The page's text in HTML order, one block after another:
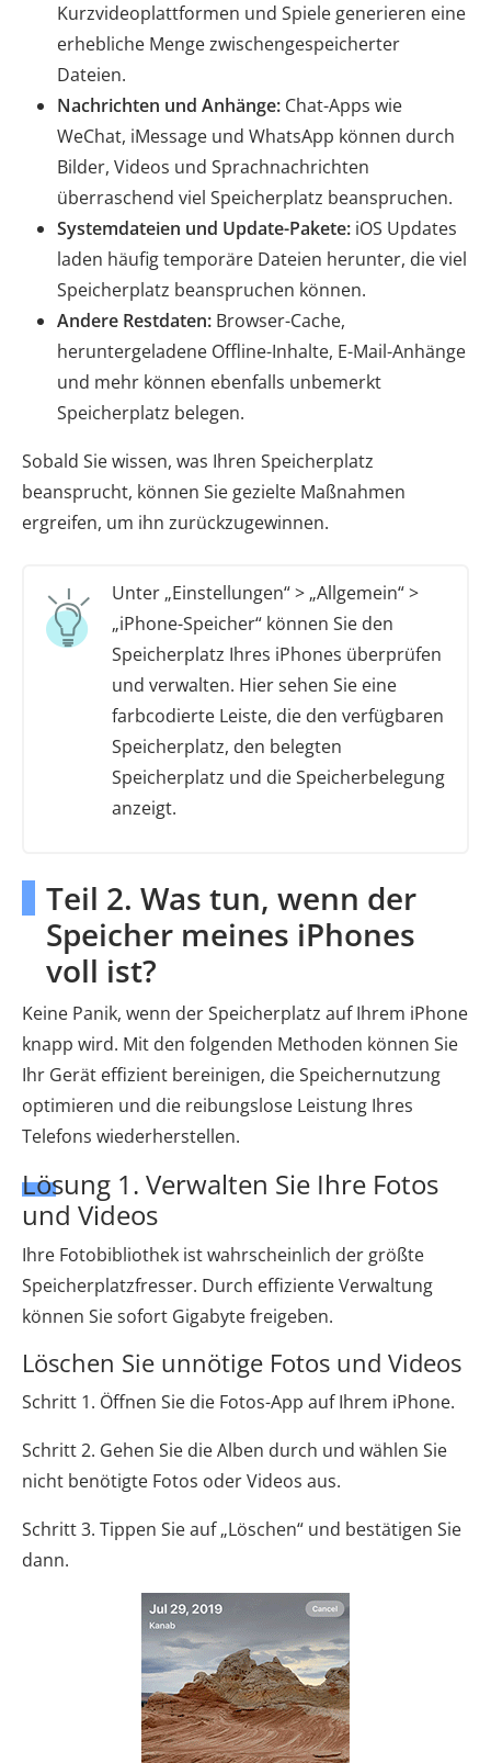
Kurzvideoplattformen und Spiele generieren eine
erhebliche Menge zwischengespeicherter
Dateien.
Nachrichten und Anhänge: Chat-Apps wie
WeChat, iMessage und WhatsApp können durch
Bilder, Videos und Sprachnachrichten
überraschend viel Speicherplatz beanspruchen.
Systemdateien und Update-Pakete: iOS Updates
laden häufig temporäre Dateien herunter, die viel
Speicherplatz beanspruchen können.
Andere Restdaten: Browser-Cache,
heruntergeladene Offline-Inhalte, E-Mail-Anhänge
und mehr können ebenfalls unbemerkt
Speicherplatz belegen.
Sobald Sie wissen, was Ihren Speicherplatz
beansprucht, können Sie gezielte Maßnahmen
ergreifen, um ihn zurückzugewinnen.
Unter „Einstellungen“ > „Allgemein“ >
„iPhone-Speicher“ können Sie den
Speicherplatz Ihres iPhones überprüfen
und verwalten. Hier sehen Sie eine
farbcodierte Leiste, die den verfügbaren
Speicherplatz, den belegten
Speicherplatz und die Speicherbelegung
anzeigt.
Teil 2. Was tun, wenn der
Speicher meines iPhones
voll ist?
Keine Panik, wenn der Speicherplatz auf Ihrem iPhone
knapp wird. Mit den folgenden Methoden können Sie
Ihr Gerät effizient bereinigen, die Speichernutzung
optimieren und die reibungslose Leistung Ihres
Telefons wiederherstellen.
Lösung 1. Verwalten Sie Ihre Fotos
und Videos
Ihre Fotobibliothek ist wahrscheinlich der größte
Speicherplatzfresser. Durch effiziente Verwaltung
können Sie sofort Gigabyte freigeben.
Löschen Sie unnötige Fotos und Videos
Schritt 1. Öffnen Sie die Fotos-App auf Ihrem iPhone.
Schritt 2. Gehen Sie die Alben durch und wählen Sie
nicht benötigte Fotos oder Videos aus.
Schritt 3. Tippen Sie auf „Löschen“ und bestätigen Sie
dann.